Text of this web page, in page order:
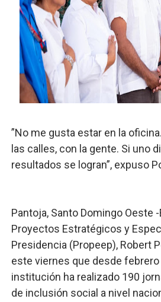
Lee Ballester a los que se
Operativo Interinstitucional
Trabajadores de la prensa y
Ministerio de Cultura anuncia
Restaurante Amigos es
”No me gusta estar en la
las calles, con la gente. Si uno
resultados se logran”, expuso
Pantoja, Santo Domingo Oeste
Proyectos Estratégicos y
Presidencia (Propeep), Robert
este viernes que desde
institución ha realizado 190
de inclusión social a nivel